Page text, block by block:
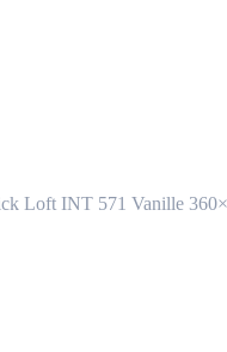
Loft INT 571 Vanille